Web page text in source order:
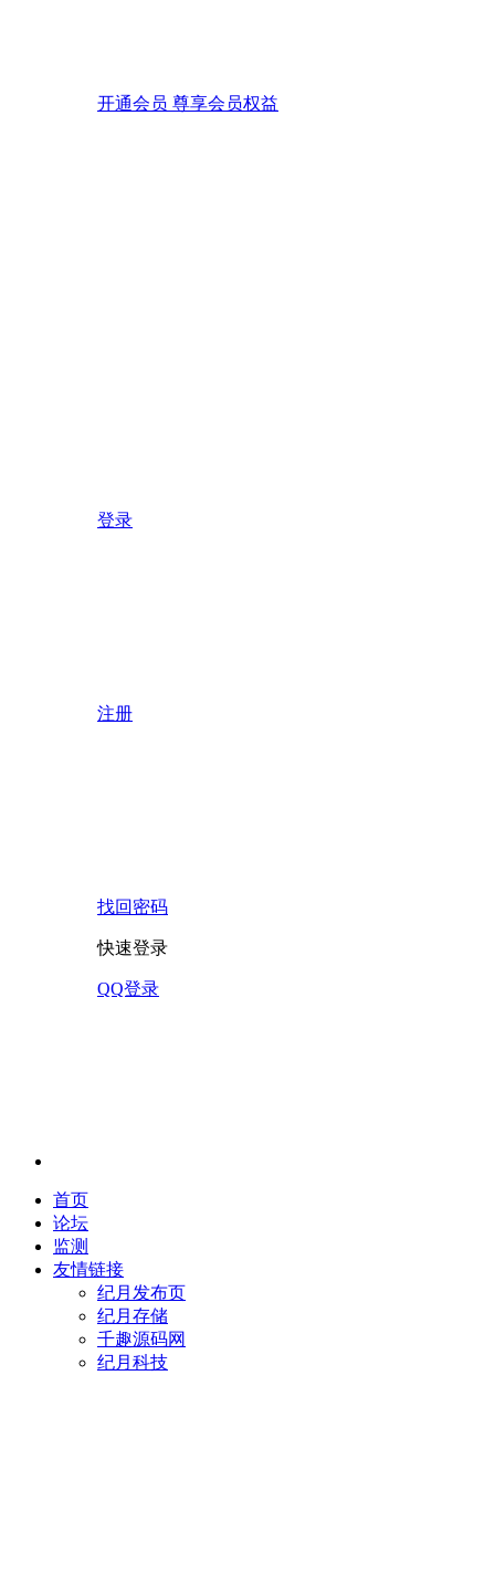
开通会员 尊享会员权益
登录
注册
找回密码
快速登录
QQ登录
首页
论坛
监测
友情链接
纪月发布页
纪月存储
千趣源码网
纪月科技